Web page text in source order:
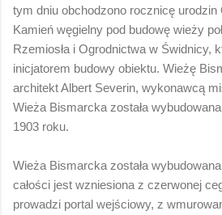
tym dniu obchodzono rocznicę
Kamień węgielny pod budowę wieży
Rzemiosła i Ogrodnictwa w Świdnicy,
inicjatorem budowy obiektu. Wieżę
architekt Albert Severin, wykonawcą
Wieża Bismarcka została
1903 roku.
Wieża Bismarcka została
całości jest wzniesiona z czerwonej
prowadzi portal wejściowy, z